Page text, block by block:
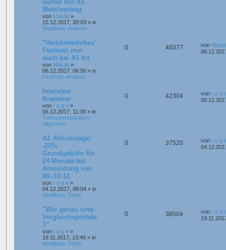
surfen mit A1-
Mobilvertrag
von Matula »
15.12.2017, 20:03 » in
Mobilfunk-Anbieter
"Herkömmliches"
Festnetz nun
auch bei A1 tot
von Matula »
06.12.2017, 06:50 » in
Festnetz-Anbieter
0 40377 von
Interview
Krammer
von r a g e »
05.12.2017, 11:38 » in
Telekommunikation
Allgemein
0 42304 von r a g
A1 Aktionstage:
-20%
Grundgebühr für
24 Monate bei
Anmeldung von
08.-10.12.
von r a g e »
04.12.2017, 08:04 » in
Mobilfunk-Tarife
0 37520 von r a g
"Wie genau sind
Vergleichsportale
?"
von r a g e »
19.11.2017, 13:40 » in
Mobilfunk-Tarife
0 38504 von r a g